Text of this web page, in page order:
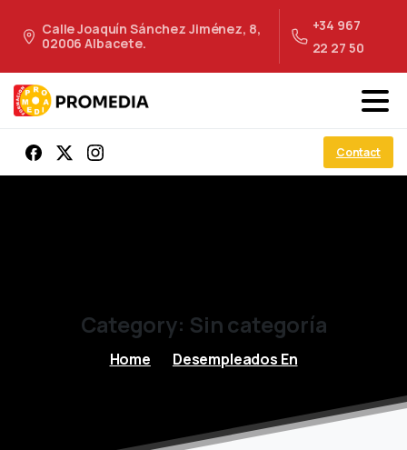
Calle Joaquín Sánchez Jiménez, 8,
02006 Albacete.
+34 967
22 27 50
Contact
Category: Sincategoría
Home Desempleados En